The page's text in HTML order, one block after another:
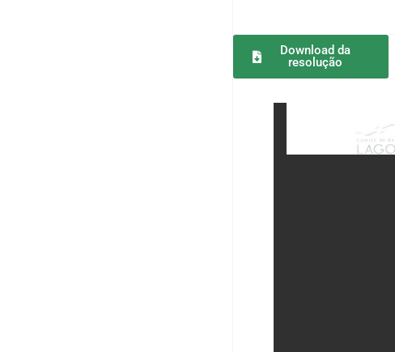
Download da
resolução